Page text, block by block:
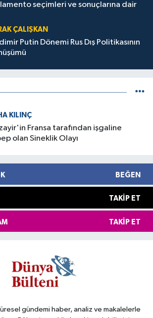
seçimleri ve sonuçlarına dair
ÇALIŞKAN
Putin Dönemi Rus Dış Politikasının
KILINÇ
Fransa tarafından işgaline
olan Sineklik Olayı
BEĞEN
TAKIP ET
TAKIP ET
gündemi haber, analiz ve makalelerle